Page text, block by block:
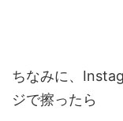
ちなみに、
ジで擦ったら